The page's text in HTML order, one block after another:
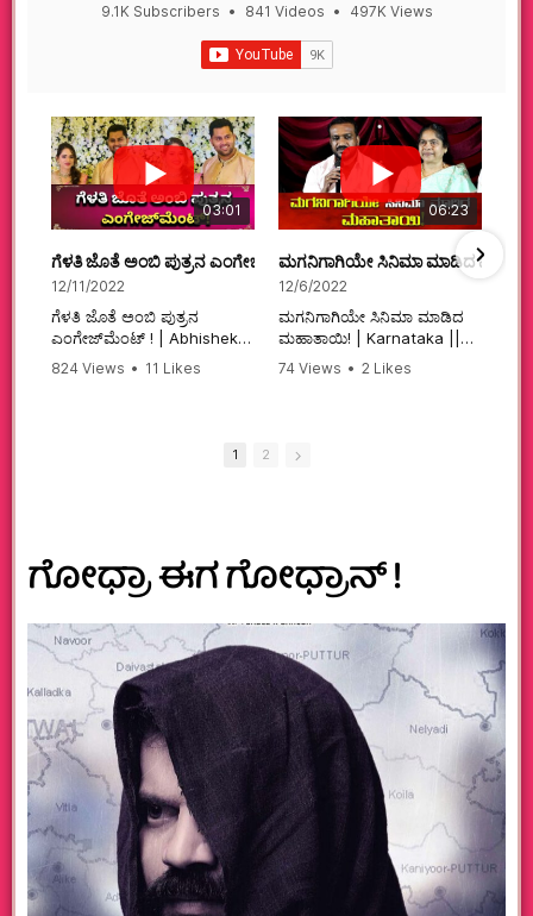
9.1K Subscribers • 841 Videos • 497K Views
03:01
ಗೆಳತಿ ಜೊತೆ ಅಂಬಿ ಪುತ್ರನ ಎಂಗೇಜ್‌ಮೆಂಟ್ ! | Abhishek Ambareesh |
12/11/2022
ಗೆಳತಿ ಜೊತೆ ಅಂಬಿ ಪುತ್ರನ
ಎಂಗೇಜ್‌ಮೆಂಟ್ ! | Abhishek
Ambareesh | Aviva ||
824 Views • 11 Likes
06:23
ಮಗನಿಗಾಗಿಯೇ ಸಿನಿಮಾ ಮಾಡಿದ
12/6/2022
ಮಗನಿಗಾಗಿಯೇ ಸಿನಿಮಾ ಮಾಡಿದ
ಮಹಾತಾಯಿ! | Karnataka ||
74 Views • 2 Likes
1 2
ಗೋಧ್ರಾ ಈಗ ಗೋಧ್ರಾನ್ !